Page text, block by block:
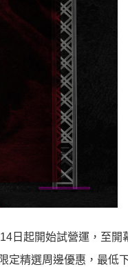
日起開始試營運，至開
定精選周邊優惠，最低